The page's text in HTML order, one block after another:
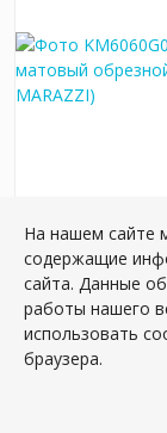
светлый
Артикул:
Размер: 60*60
Вес: 37.50 кг
На нашем сайте
содержащие
сайта. Данные
работы нашего
использовать
браузера.